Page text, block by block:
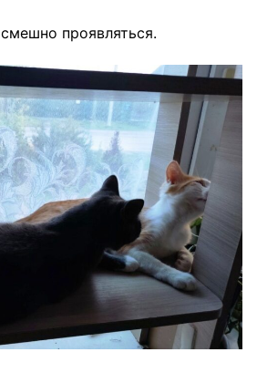
проявляться.